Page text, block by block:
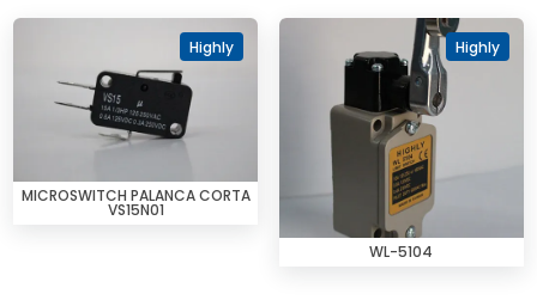
Highly
MICROSWITCH PALANCA CORTA
VS15N01
Highly
WL-5104